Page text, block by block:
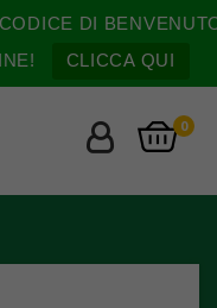
DI
CLICCA QUI
0